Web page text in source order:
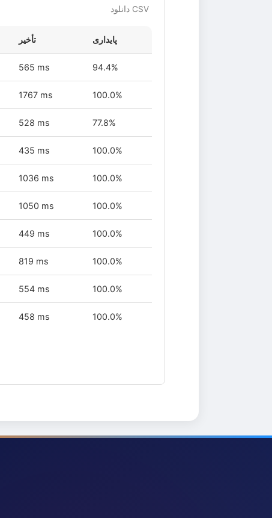
دانلود CSV
تأخیر پایداری
565 ms 94.4%
1767 ms 100.0%
528 ms 77.8%
435 ms 100.0%
1036 ms 100.0%
1050 ms 100.0%
449 ms 100.0%
819 ms 100.0%
554 ms 100.0%
458 ms 100.0%